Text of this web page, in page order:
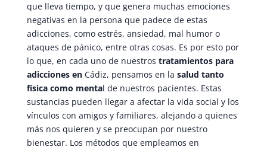
que lleva tiempo, y que genera muchas emociones
negativas en la persona que padece de estas
adicciones, como estrés, ansiedad, mal humor o
ataques de pánico, entre otras cosas. Es por esto por
lo que, en cada uno de nuestros tratamientos para
adicciones en Cádiz, pensamos en la salud tanto
física como mental de nuestros pacientes. Estas
sustancias pueden llegar a afectar la vida social y los
vínculos con amigos y familiares, alejando a quienes
más nos quieren y se preocupan por nuestro
bienestar. Los métodos que empleamos en